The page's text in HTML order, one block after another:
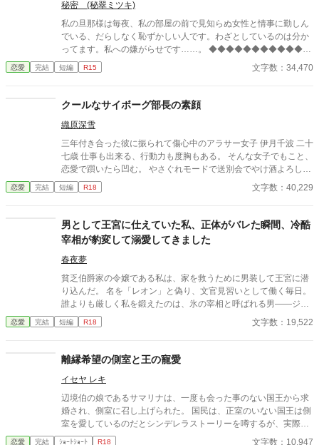
よりの恋人同士だと宣言する。 レスターと離縁などしたくないマ
リアは、自分が感じることがなくなればレスターに嫌われること
もないと決意。 薬師でもある魔女の元へ行き、不感となる薬を調
剤して欲しいと依頼する。 小説家になろうにも掲載。
秘密 (秘翠ミツキ)
私の旦那様は毎夜、私の部屋の前で見知らぬ女性と情事に勤しん
でいる、だらしなく恥ずかしい人です。わざとしているのは分か
ってます。私への嫌がらせです……。 ◆◆◆◆◆◆◆◆◆◆◆◆
◆◆◆◆◆◆◆◆◆◆◆ 政略結婚で、離縁出来ないけど離縁した
い。 無類の女好きの従兄の侯爵令息フェルナンドと伯爵令嬢のロ
彼。政略結婚故、愛妾を作るなとは思わないが、せめて本邸に連
れ込むのはやめて欲しい……気分が悪い。 彼は所謂美青年で、若
くして騎士団副長であり兎に角モテる。結婚してもそれは変わら
ず……。 ロゼッタが夜会に出れば見知らぬ女から「今直ぐフェル
ナンド様と別れて‼︎」とワインをかけられ、ただ立っているだけな
のに女性達からは終始凄い形相で睨まれる。 居た堪れなくなり、
んな旦那様、いりません！ 誰か、私の旦那様を貰って下さ
恋愛 完結 短編 R15 文字数：34,470
クールなサイボーグ部長の素顔
織原深雪
三年付き合った彼に振られて傷心中のアラサー女子 伊月千波 二十
七歳 仕事も出来る、行動力も度胸もある。 そんな女子でもこと、
恋愛で躓いたら凹む。 やさぐれモードで送別会でやけ酒よろしく
飲んでいたら、すっかりぐでんぐでんになっていて。 まさかのお
持ち帰りされちゃった？！ しかも、千波をお持ち帰りした相手は
ーグ上司だったから、さあ大変！ 千波の明日はどうなる？
恋愛 完結 短編 R18 文字数：40,229
男として王宮に仕えていた私、正体がバレた瞬間、冷酷
宰相が豹変して溺愛してきました
春夜夢
貧乏伯爵家の令嬢である私は、家を救うために男装して王宮に潜
り込んだ。 名を「レオン」と偽り、文官見習いとして働く毎日。
誰よりも厳しく私を鍛えたのは、氷の宰相と呼ばれる男――ジー
クフリード。 ある日、ひょんなことから女であることがバレてし
まった瞬間、 あの冷酷な宰相が……私を押し倒して言った。 「ず
た」 「……もう限界だ」 私は知らなかった。 宰相は、私の正体
機会を待っていたことを。
恋愛 完結 短編 R18 文字数：19,522
離縁希望の側室と王の寵愛
イセヤ レキ
辺境伯の娘であるサマリナは、一度も会った事のない国王から求
婚され、側室に召し上げられた。 国民は、正室のいない国王は側
室を愛しているのだとシンデレラストーリーを噂するが、実際の
扱われ方は酷いものである。 いつか離縁してくれるに違いない、
恋愛 完結 ｼｮｰﾄｼｮｰﾄ R18 文字数：10,947